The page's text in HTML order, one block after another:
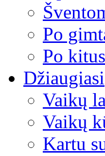
Po
Po
Džiaugiasi
Vaikų
Vaikų
Kartu